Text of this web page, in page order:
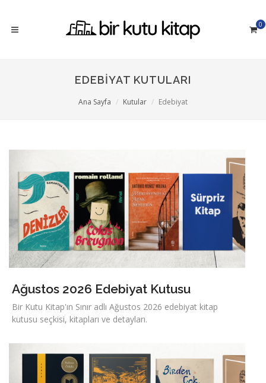
0
EDEBIYAT KUTULARI
Ana Sayfa Kutular Edebiyat
Ağustos 2026 Edebiyat Kutusu
Bir Kutu Kitap'ın Sınır adlı Ağustos 2026 edebiyat kitap
kutusu seçkisi, kitapları ve detayları.